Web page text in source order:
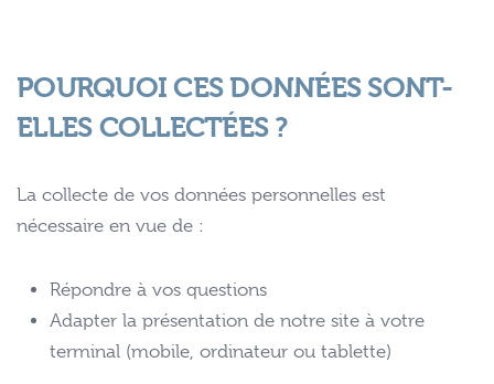
POURQUOI CES DONNÉES SONT-
ELLES COLLECTÉES ?
La collecte de vos données personnelles est
nécessaire en vue de :
Répondre à vos questions
Adapter la présentation de notre site à votre
terminal (mobile, ordinateur ou tablette)